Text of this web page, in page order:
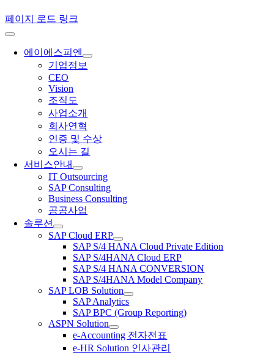
페이지 로드 링크
에이에스피엔
기업정보
CEO
Vision
조직도
사업소개
회사연혁
인증 및 수상
오시는 길
서비스안내
IT Outsourcing
SAP Consulting
Business Consulting
공공사업
솔루션
SAP Cloud ERP
SAP S/4 HANA Cloud Private Edition
SAP S/4HANA Cloud ERP
SAP S/4 HANA CONVERSION
SAP S/4HANA Model Company
SAP LOB Solution
SAP Analytics
SAP BPC (Group Reporting)
ASPN Solution
e-Accounting 전자전표
e-HR Solution 인사관리